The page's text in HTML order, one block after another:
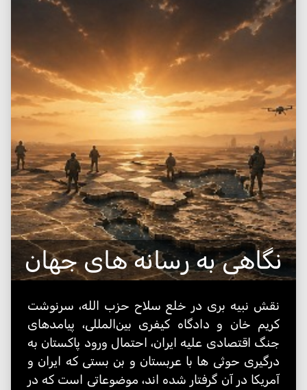
نگاهی به رسانه های جهان
نقش نبیه بری در خلع سلاح حزب الله، سرنوشت
کریم خان و دادگاه کیفری بین‌المللی، پیامدهای
جنگ اقتصادی علیه ایران، احتمال ورود پاکستان به
درگیری حوثی ها با عربستان و بن بستی که ایران و
آمریکا در آن گرفتار شده اند، موضوعاتی است که در